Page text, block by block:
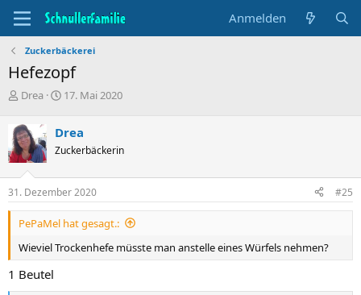
Anmelden
Zuckerbäckerei
Hefezopf
T
e
m
e
n
s
t
a
r
e
r
Drea
B
i
n
d
a
t
u
17. Mai 2020
Drea
Zuckerbäckerin
31. Dezember 2020 #25
PePaMel hat gesagt.:
Wieviel Trockenhefe müsste man anstelle eines Würfels nehmen?
1 Beutel